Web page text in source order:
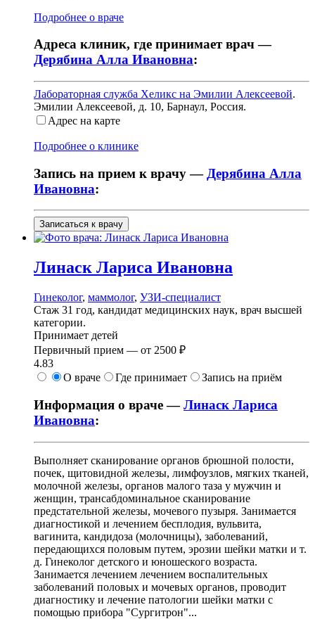
Подробнее о враче
Адреса клиник, где принимает врач —
Дерябина Алла Ивановна:
Лабораторная служба Хеликс на Эмилии Алексеевой.
Эмилии Алексеевой, д. 10, Барнаул, Россия.
Адрес на карте
Подробнее о клинике
Запись на прием к врачу — Дерябина Алла
Ивановна:
Записаться к врачу
Линаск Лариса Ивановна
Гинеколог, маммолог, УЗИ-специалист
Стаж 31 год, кандидат медицинских наук, врач высшей
категории.
Принимает детей
Первичный прием — от 2500 ₽
4.83
О враче
Где принимает Запись на приём
Информация о враче —Линаск Лариса
Ивановна:
Выполняет сканирование органов брюшной полости,
почек, щитовидной железы, лимфоузлов, мягких тканей,
молочной железы, органов малого таза у мужчин и
женщин, трансабдоминальное сканирование
предстательной железы, мочевого пузыря. Занимается
диагностикой и лечением бесплодия, вульвита,
вагинита, кандидоза (молочницы), заболеваний,
передающихся половым путем, эрозии шейки матки и т.
д. Гинеколог детского и юношеского возраста.
Занимается лечением лечением воспалительных
заболеваний половых и мочевых органов, проводит
диагностику и лечение патологии шейки матки с
помощью прибора "Сургитрон"...